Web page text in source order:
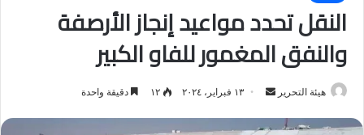
النقل تحدد مواعيد إنجاز الأرصفة
والنفق المغمور للفاو الكبير
هيئة التحرير
أرسل
إلكترونيا
١٣ فبراير، ٢٠٢٤ ١٢ دقيقة واحدة